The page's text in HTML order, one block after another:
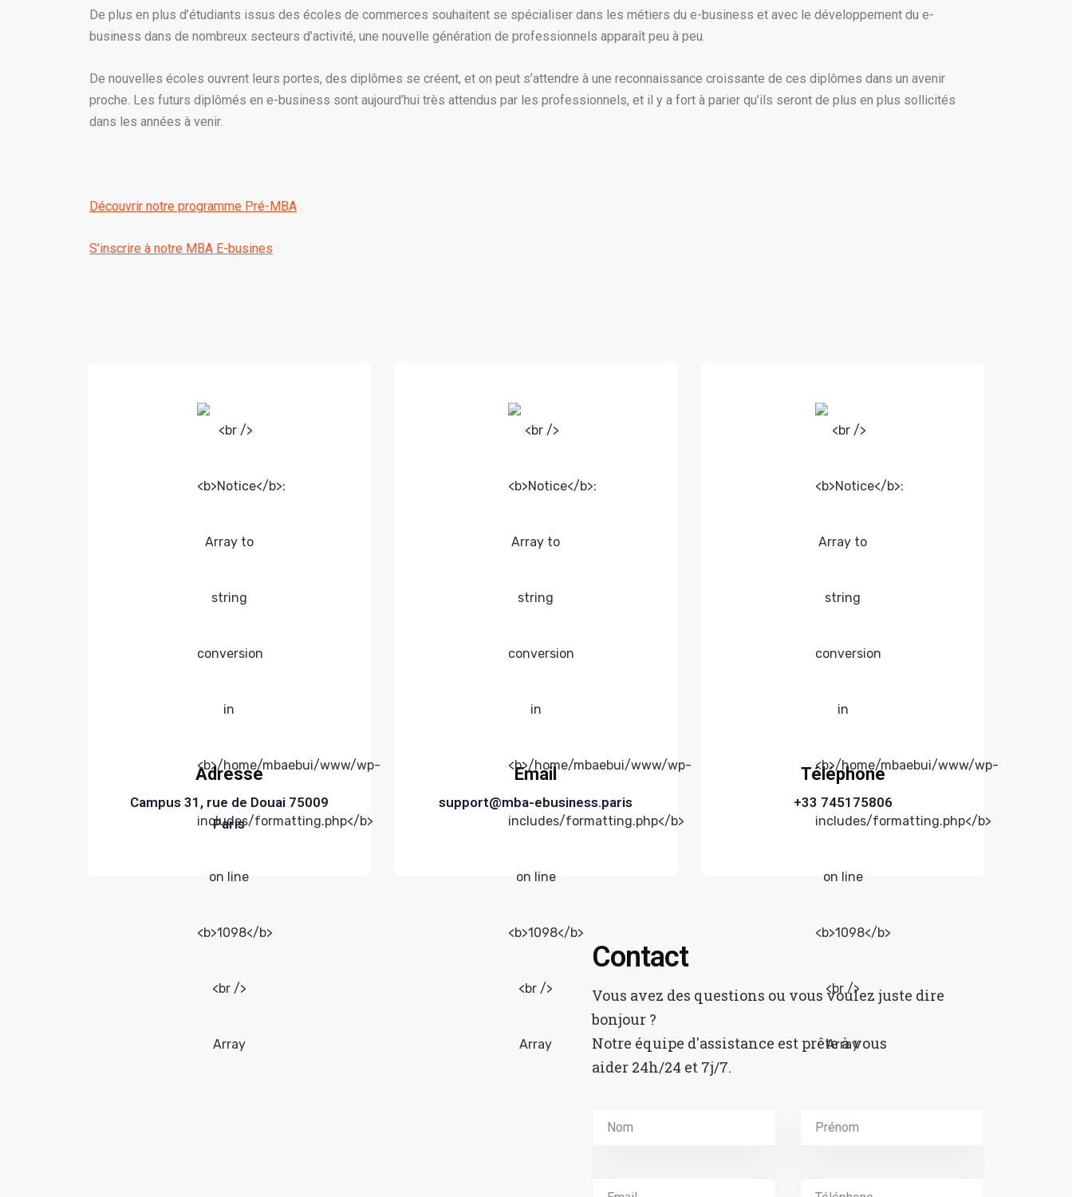
De plus en plus d’étudiants issus des écoles de commerces souhaitent se spécialiser dans les métiers du e-business et avec le développement du e-
business dans de nombreux secteurs d’activité, une nouvelle génération de professionnels apparaît peu à peu.
De nouvelles écoles ouvrent leurs portes, des diplômes se créent, et on peut s’attendre à une reconnaissance croissante de ces diplômes dans un avenir
proche. Les futurs diplômés en e-business sont aujourd’hui très attendus par les professionnels, et il y a fort à parier qu’ils seront de plus en plus sollicités
dans les années à venir.
Découvrir notre programme Pré-MBA
S’inscrire à notre MBA E-busines
Adresse
Campus 31, rue de Douai 75009
Paris
Email
support@mba-ebusiness.paris
Téléphone
+33 745175806
Contact
Vous avez des questions ou vous voulez juste dire
bonjour ?
Notre équipe d'assistance est prête à vous
aider 24h/24 et 7j/7.